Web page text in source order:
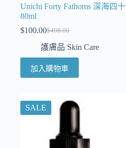
Unichi Forty Fathoms 深海四
80ml
$498.00
$100.00
護膚品 Skin Care
加入購物車
SALE